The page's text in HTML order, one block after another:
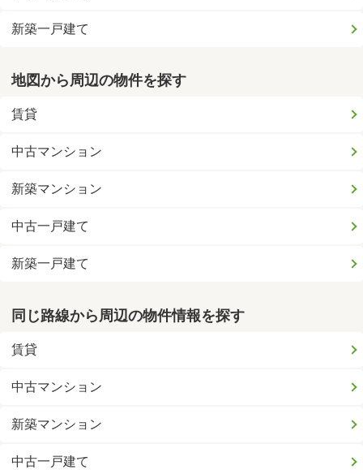
新築一戸建て
地図から周辺の物件を探す
賃貸
中古マンション
新築マンション
中古一戸建て
新築一戸建て
同じ路線から周辺の物件情報を探す
賃貸
中古マンション
新築マンション
中古一戸建て